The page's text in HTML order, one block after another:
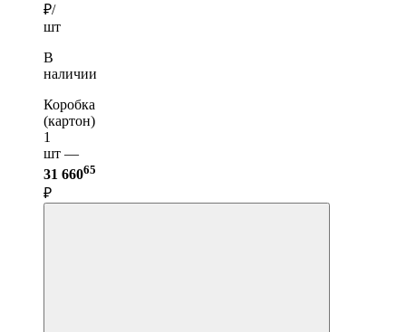
₽/
шт
В
наличии
Коробка
(картон)
1
шт —
31 66065
₽